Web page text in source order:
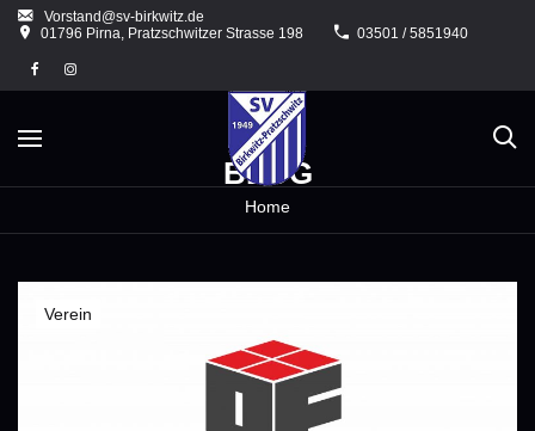
Skip
Vorstand@sv-birkwitz.de
01796 Pirna, Pratzschwitzer Strasse 198
03501 / 5851940
BLOG
Home
Verein